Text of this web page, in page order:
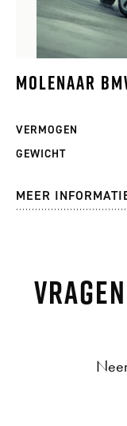
MOLENAAR
VERMOGEN
GEWICHT
MEER